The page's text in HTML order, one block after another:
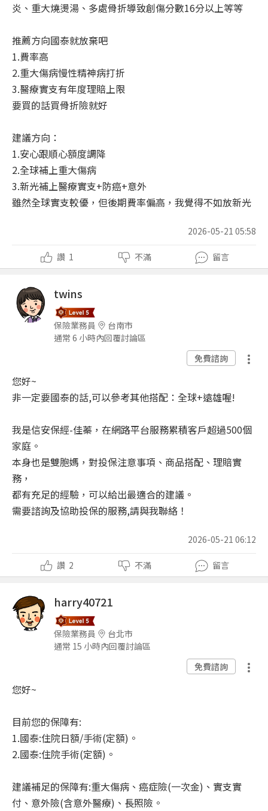
炎、重大燒燙湯、多處骨折導致創傷分數16分以上等等
推薦方向國泰就放棄吧
1.費率高
2.重大傷病慢性精神病打折
3.醫療實支有年度理賠上限
要買的話買骨折險就好
建議方向：
1.安心跟順心額度調降
2.全球補上重大傷病
3.新光補上醫療實支+防癌+意外
雖然全球實支較優，但後期費率偏高，我覺得不如放新光
2026-05-21 05:58
讚 1 不滿 留言
twins
保險業務員
台南市
通常 6 小時內回覆討論區
免費諮詢
您好~
非一定要國泰的話,可以參考其他搭配：全球+遠雄喔!
我是信安保經-佳蓁，在網路平台服務累積客戶超過500個
家庭。
本身也是雙胞媽，對投保注意事項、商品搭配、理賠實
務，
都有充足的經驗，可以給出最適合的建議。
需要諮詢及協助投保的服務,請與我聯絡！
2026-05-21 06:12
讚 2 不滿 留言
harry40721
保險業務員
台北市
通常 15 小時內回覆討論區
免費諮詢
您好~
目前您的保障有:
1.國泰:住院日額/手術(定額)。
2.國泰:住院手術(定額)。
建議補足的保障有:重大傷病、癌症險(一次金)、實支實
付、意外險(含意外醫療)、長照險。